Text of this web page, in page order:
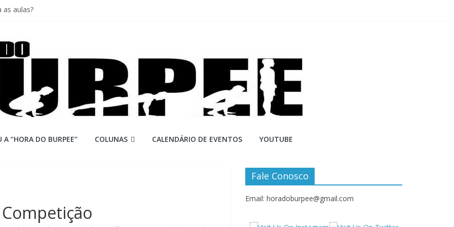
aulas?
aquém no Games
A “HORA DO BURPEE” COLUNAS CALENDÁRIO DE EVENTOS YOUTUBE
Fale Conosco
Email: horadoburpee@gmail.com